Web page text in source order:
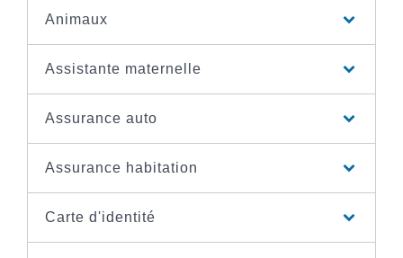
Animaux
Assistante maternelle
Assurance auto
Assurance habitation
Carte d'identité